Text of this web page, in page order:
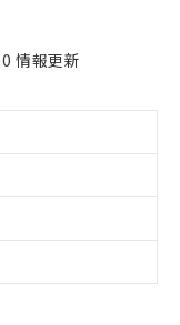
情報更新